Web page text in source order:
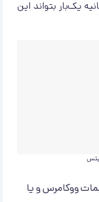
یک‌بار بتواند این
ووکامرس و یا